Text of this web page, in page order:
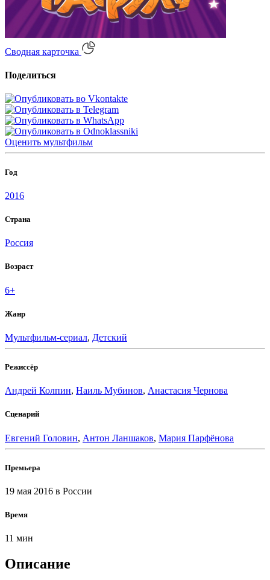
Сводная карточка
Поделиться
Оценить мультфильм
Год
2016
Страна
Россия
Возраст
6+
Жанр
Мультфильм-сериал, Детский
Режиссёр
Андрей Колпин, Наиль Мубинов, Анастасия Чернова
Сценарий
Евгений Головин, Антон Ланшаков, Мария Парфёнова
Премьера
19 мая 2016 в России
Время
11 мин
Описание